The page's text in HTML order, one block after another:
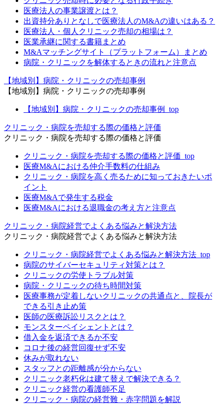
医療法人の事業譲渡とは？
出資持分ありとなしで医療法人のM&Aの違いはある？
医療法人・個人クリニック売却の相場は？
医業承継に関する書籍まとめ
M&Aマッチングサイト（プラットフォーム）まとめ
病院・クリニックを解体するときの流れと注意点
【地域別】病院・クリニックの売却事例
【地域別】病院・クリニックの売却事例
【地域別】病院・クリニックの売却事例_top
クリニック・病院を売却する際の価格と評価
クリニック・病院を売却する際の価格と評価
クリニック・病院を売却する際の価格と評価_top
医療M&Aにおける仲介手数料の仕組み
クリニック・病院を高く売るために知っておきたいポ
イント
医療M&Aで発生する税金
医療M&Aにおける退職金の考え方と注意点
クリニック・病院経営でよくある悩みと解決方法
クリニック・病院経営でよくある悩みと解決方法
クリニック・病院経営でよくある悩みと解決方法_top
病院のサイバーセキュリティ対策とは？
クリニックの労使トラブル対策
病院・クリニックの待ち時間対策
医療事務が定着しないクリニックの共通点と、院長が
できる引き止め策
医師の医療訴訟リスクとは？
モンスターペイシェントとは？
借入金を返済できるか不安
コロナ後の経営回復せず不安
休みが取れない
スタッフとの距離感が分からない
クリニック老朽化は建て替えで解決できる？
クリニック経営の看護師不足
クリニック・病院の経営難・赤字問題を解説